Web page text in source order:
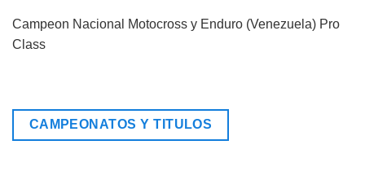
Campeon Nacional Motocross y Enduro (Venezuela) Pro
Class
CAMPEONATOS Y TITULOS